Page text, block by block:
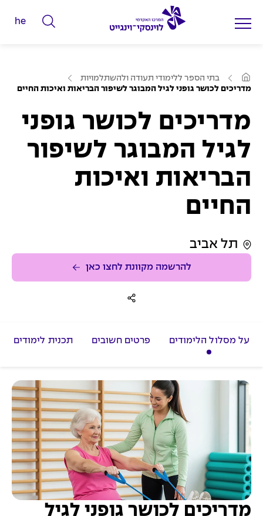
ה
מ
ם
he
ע
מ
ו
ב
בתי הספר ללימודי תעודה ולהשתלמויות
מדריכים לכושר גופני לגיל המבוגר לשיפור הבריאות ואיכות החיים
מדריכים לכושר גופני
לגיל המבוגר לשיפור
הבריאות ואיכות
החיים
תל אביב
להרשמה מקוונת לחצו כאן
על מסלול הלימודים פרטים חשובים תכנית לימודים
מדריכים לכושר גופני לגיל